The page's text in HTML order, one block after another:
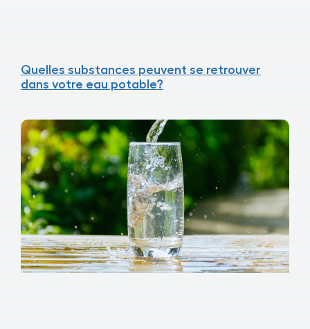
Quelles substances peuvent se retrouver
dans votre eau potable?